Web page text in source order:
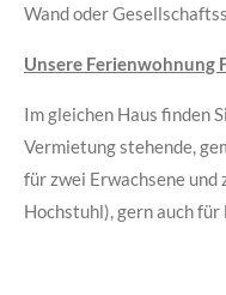
Wand oder
Unsere Ferienwohnung
Im gleichen Haus finden
Vermietung stehende,
für zwei Erwachsene
Hochstuhl), gern auch